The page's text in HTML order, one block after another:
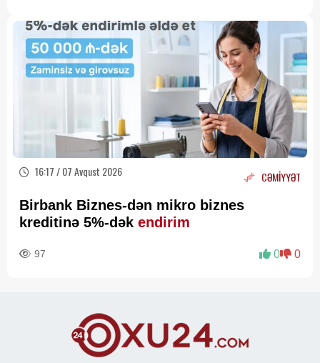
16:17 / 07 Avqust 2026 CƏMİYYƏT
Birbank Biznes-dən mikro biznes
kreditinə 5%-dək endirim
97 0 0